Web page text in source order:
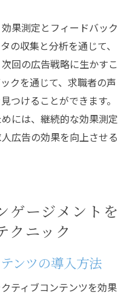
果測定とフィードバック
の収集と分析を通じて、
回の広告戦略に生かすこ
クを通じて、求職者の声
つけることができます。
には、継続的な効果測定
広告の効果を向上させる
ゲージメントを
クニック
ンツの導入方法
ティブコンテンツを効果